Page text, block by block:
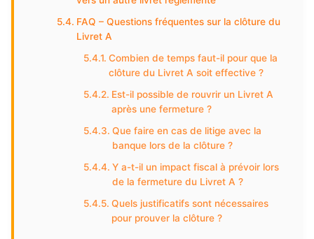
FAQ – Questions fréquentes sur la clôture du
Livret A
Combien de temps faut-il pour que la
clôture du Livret A soit effective ?
Est-il possible de rouvrir un Livret A
après une fermeture ?
Que faire en cas de litige avec la
banque lors de la clôture ?
Y a-t-il un impact fiscal à prévoir lors
de la fermeture du Livret A ?
Quels justificatifs sont nécessaires
pour prouver la clôture ?